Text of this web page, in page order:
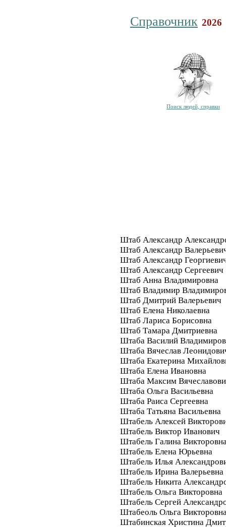
Справочник 2026
Поиск людей, справки
Штаб Александр
Штаб Александр
Штаб Александр
Штаб Александр Сергеевич
Штаб Анна Владимировна
Штаб Владимир
Штаб Дмитрий Валерьевич
Штаб Елена Николаевна
Штаб Лариса Борисовна
Штаб Тамара Дмитриевна
Штаба Василий
Штаба Вячеслав
Штаба Екатерина
Штаба Елена Ивановна
Штаба Максим
Штаба Ольга Васильевна
Штаба Раиса Сергеевна
Штаба Татьяна Васильевна
Штабель Алексей
Штабель Виктор Иванович
Штабель Галина
Штабель Елена Юрьевна
Штабель Илья
Штабель Ирина Валерьевна
Штабель Никита
Штабель Ольга Викторовна
Штабель Сергей
Штабеоль Ольга
Штабинская Христина